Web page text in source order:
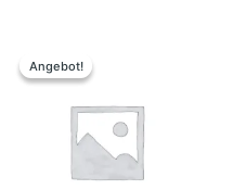
Angebot!
Angebot!
war:
129,95 €